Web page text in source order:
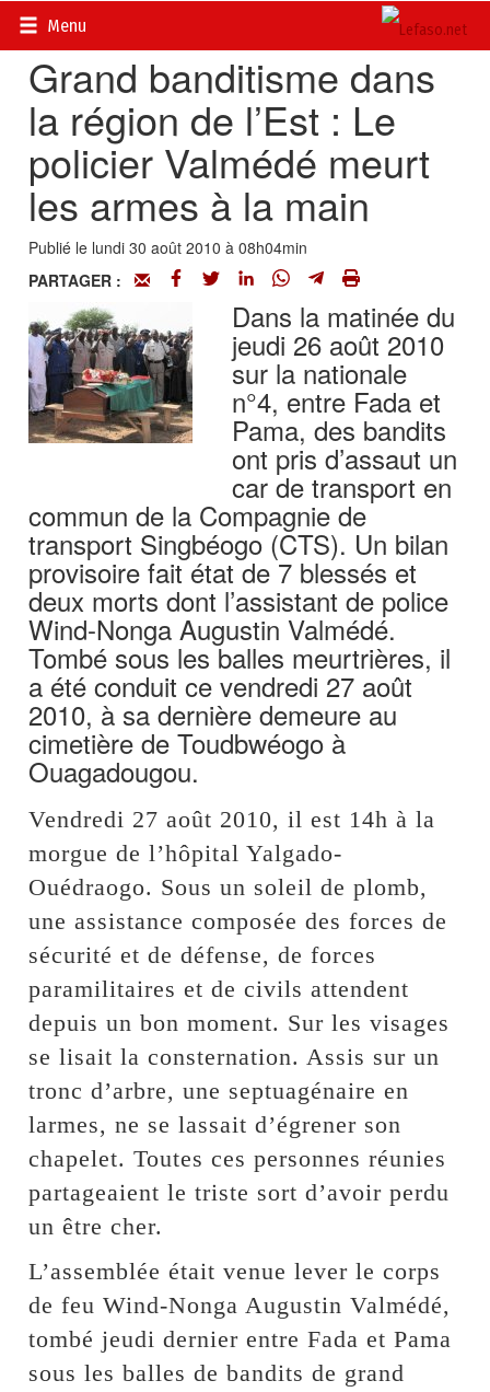
Menu
Accueil>
Grand banditisme dans
la région de l’Est : Le
policier Valmédé meurt
les armes à la main
Publié le lundi 30 août 2010 à 08h04min
PARTAGER :
Dans la matinée du
jeudi 26 août 2010
sur la nationale
n°4, entre Fada et
Pama, des bandits
ont pris d’assaut un
car de transport en
commun de la Compagnie de
transport Singbéogo (CTS). Un bilan
provisoire fait état de 7 blessés et
deux morts dont l’assistant de police
Wind-Nonga Augustin Valmédé.
Tombé sous les balles meurtrières, il
a été conduit ce vendredi 27 août
2010, à sa dernière demeure au
cimetière de Toudbwéogo à
Ouagadougou.
Vendredi 27 août 2010, il est 14h à la
morgue de l’hôpital Yalgado-
Ouédraogo. Sous un soleil de plomb,
une assistance composée des forces de
sécurité et de défense, de forces
paramilitaires et de civils attendent
depuis un bon moment. Sur les visages
se lisait la consternation. Assis sur un
tronc d’arbre, une septuagénaire en
larmes, ne se lassait d’égrener son
chapelet. Toutes ces personnes réunies
partageaient le triste sort d’avoir perdu
un être cher.
L’assemblée était venue lever le corps
de feu Wind-Nonga Augustin Valmédé,
tombé jeudi dernier entre Fada et Pama
sous les balles de bandits de grand